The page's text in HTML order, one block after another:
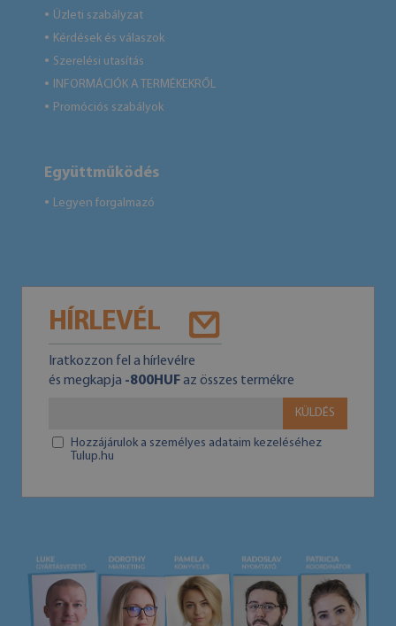
● Üzleti szabályzat
● Kérdések és válaszok
● Szerelési utasítás
● INFORMÁCIÓK A TERMÉKEKRŐL
● Promóciós szabályok
Együttműködés
● Legyen forgalmazó
HÍRLEVÉL
Iratkozzon fel a hírlevélre
és megkapja -800HUFaz összes termékre
KÜLDÉS
Hozzájárulok a személyes adataim kezeléséhez
Tulup.hu